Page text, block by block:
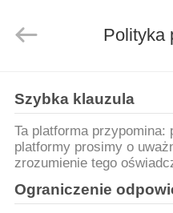
PRODUKTY
O
Technology
Co.,Ltd..
Polityka
Szybka klauzula
Ta platforma przypomina:
platformy prosimy o
zrozumienie tego
Ograniczenie